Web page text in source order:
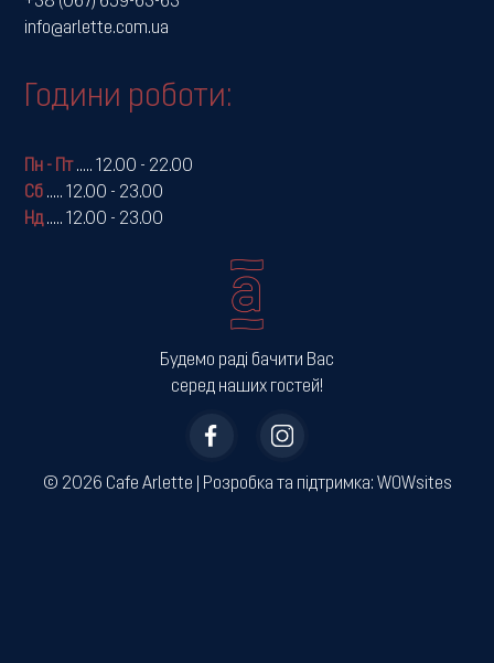
info@arlette.com.ua
Будемо раді бачити Вас
серед наших гостей!
Години роботи:
Пн - Пт.....
12.00 - 22.00
Сб .....
12.00 - 23.00
Нд..... 12.00 - 23.00
© 2026 Cafe Arlette | ­Розробка та підтримка: WOWsites